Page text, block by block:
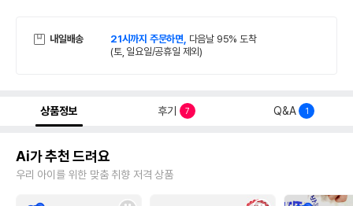
내일배송 21시까지 주문하면, 다음날 95% 도착
(토, 일요일/공휴일 제외)
상품정보 후기 7 Q&A 1
Ai가 추천 드려요
우리 아이를 위한 맞춤 취향 저격 상품